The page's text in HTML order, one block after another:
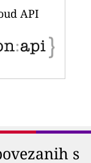
API
s